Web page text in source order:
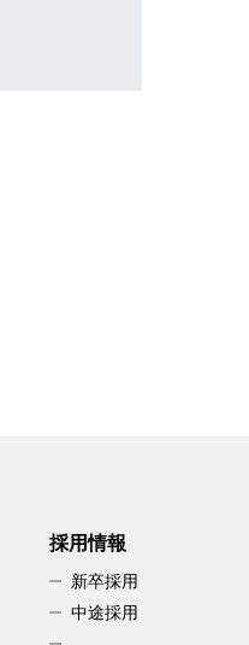
採用情報
新卒採用
中途採用